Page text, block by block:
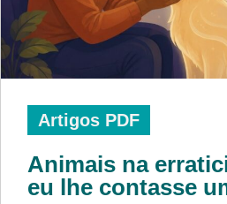
Artigos PDF
Animais na
eu lhe contasse